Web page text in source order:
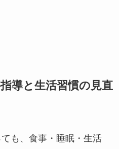
導と生活習慣の見直
も、食事・睡眠・生活